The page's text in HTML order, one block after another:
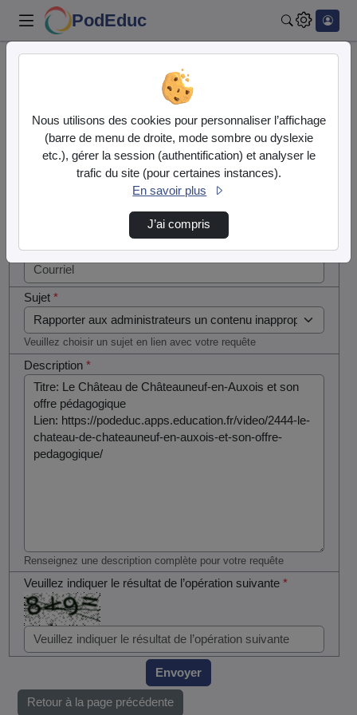
PodEduc
Contactez nous
Votre message
Courriel*
Sujet*
Veuillez choisir un sujet en lien avec votre requête
Description*
Renseignez une description complète pour votre requête
Veuillez indiquer le résultat de l’opération suivante*
si vous
êtes un
humain en
Envoyer
Retour à la page précédente
Nous utilisons des cookies pour personnaliser l’affichage
(barre de menu de droite, mode sombre ou dyslexie
etc.), gérer la session (authentification) et analyser le
trafic du site (pour certaines instances).
En savoir plus
J’ai compris